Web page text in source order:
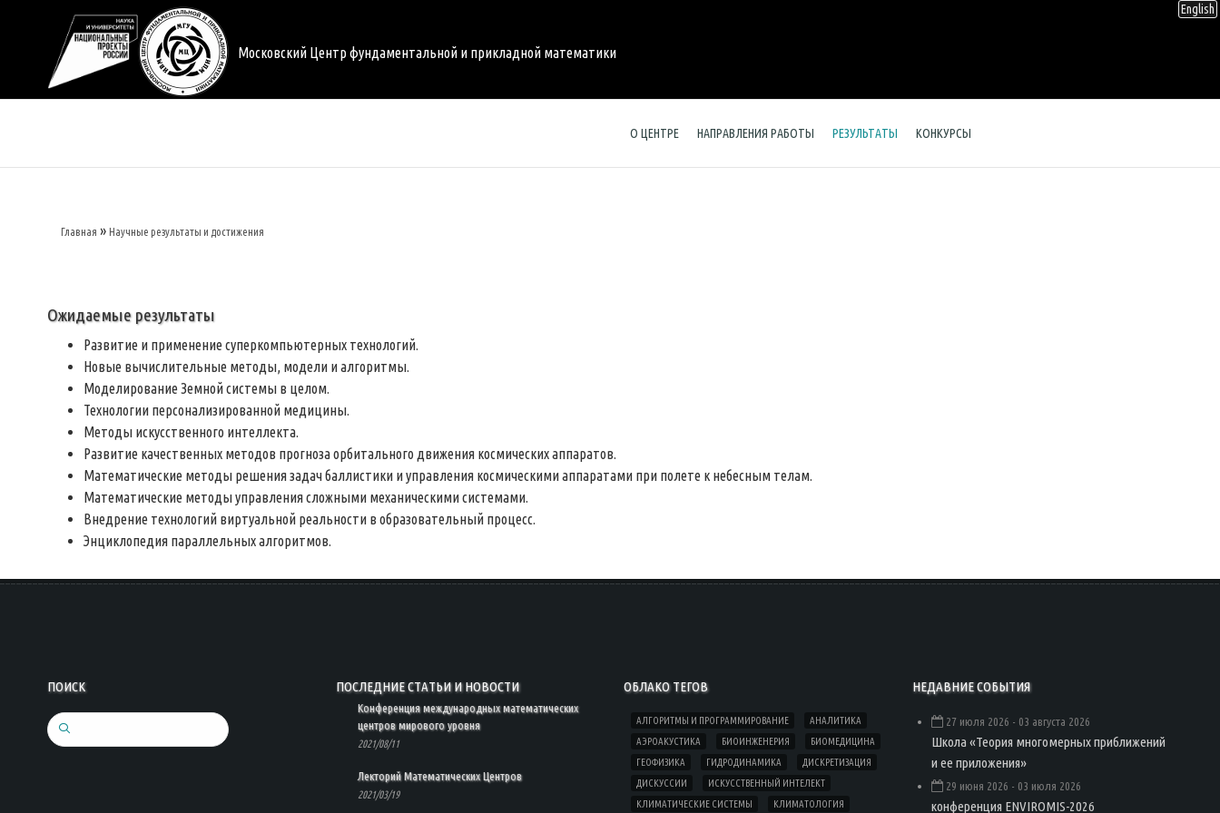
содержанию
Московский Центр фундаментальной и прикладной математики
О ЦЕНТРЕ НАПРАВЛЕНИЯ РАБОТЫ РЕЗУЛЬТАТЫ КОНКУРСЫ
English
Главная Научные результаты и достижения
Ожидаемые результаты
Развитие и применение суперкомпьютерных технологий.
Новые вычислительные методы, модели и алгоритмы.
Моделирование Земной системы в целом.
Технологии персонализированной медицины.
Методы искусственного интеллекта.
Развитие качественных методов прогноза орбитального движения космических аппаратов.
Математические методы решения задач баллистики и управления космическими аппаратами при полете к небесным телам.
Математические методы управления сложными механическими системами.
Внедрение технологий виртуальной реальности в образовательный процесс.
Энциклопедия параллельных алгоритмов.
ПОИСК
Search
ПОСЛЕДНИЕ СТАТЬИ И НОВОСТИ
Конференция международных математических
центров мирового уровня
2021/08/11
Лекторий Математических Центров
2021/03/19
ОБЛАКО ТЕГОВ
АЛГОРИТМЫ И ПРОГРАММИРОВАНИЕ
АНАЛИТИКА
АЭРОАКУСТИКА
БИОИНЖЕНЕРИЯ
БИОМЕДИЦИНА
ГЕОФИЗИКА
ГИДРОДИНАМИКА
ДИСКРЕТИЗАЦИЯ
ДИСКУССИИ
ИСКУССТВЕННЫЙ ИНТЕЛЕКТ
КЛИМАТИЧЕСКИЕ СИСТЕМЫ
КЛИМАТОЛОГИЯ
НЕДАВНИЕ СОБЫТИЯ
27 июля 2026 - 03 августа 2026
Школа «Теория многомерных приближений
и ее приложения»
29 июня 2026 - 03 июля 2026
конференция ENVIROMIS-2026